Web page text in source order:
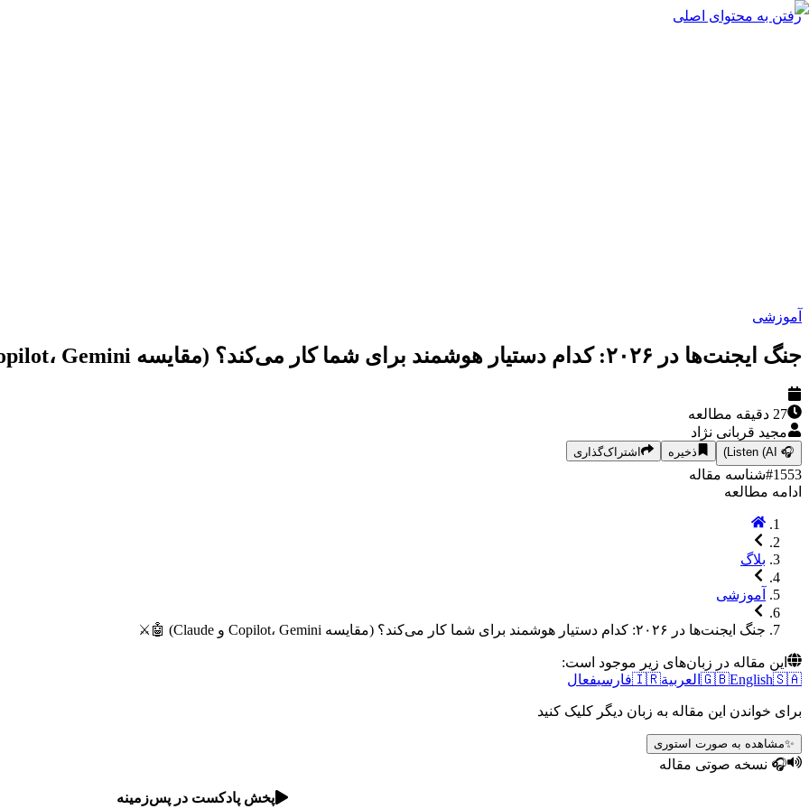
رفتن به محتوای اصلی
آموزشی
جنگ ایجنت‌ها در ۲۰۲۶: کدام دستیار هوشمند برای شما کار می‌کند؟ (مقایسه Copilot، Gemini و Claude) 🤖⚔️
27 دقیقه مطالعه
مجید قربانی نژاد
🎧
Listen (AI) ذخیره اشتراک‌گذاری
#1553 شناسه مقاله
ادامه مطالعه
بلاگ
آموزشی
جنگ ایجنت‌ها در ۲۰۲۶: کدام دستیار هوشمند برای شما کار می‌کند؟ (مقایسه Copilot، Gemini و Claude) 🤖⚔️
این مقاله در زبان‌های زیر موجود است:
🇬🇧English🇸🇦 العربية🇮🇷فارسیفعال
برای خواندن این مقاله به زبان دیگر کلیک کنید
✨مشاهده به صورت استوری
🎧 نسخه صوتی مقاله
پخش پادکست در پس‌زمینه